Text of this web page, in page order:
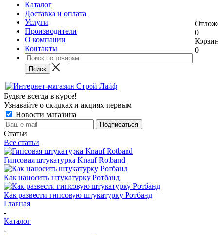
Каталог
Доставка и оплата
Услуги
Производители
О компании
Контакты
0
0
Будьте всегда в курсе!
Узнавайте о скидках и акциях первым
Новости магазина
Статьи
Все статьи
Гипсовая штукатурка Knauf Rotband
Как наносить штукатурку Ротбанд
Как развести гипсовую штукатурку Ротбанд
Главная
-
Каталог
-